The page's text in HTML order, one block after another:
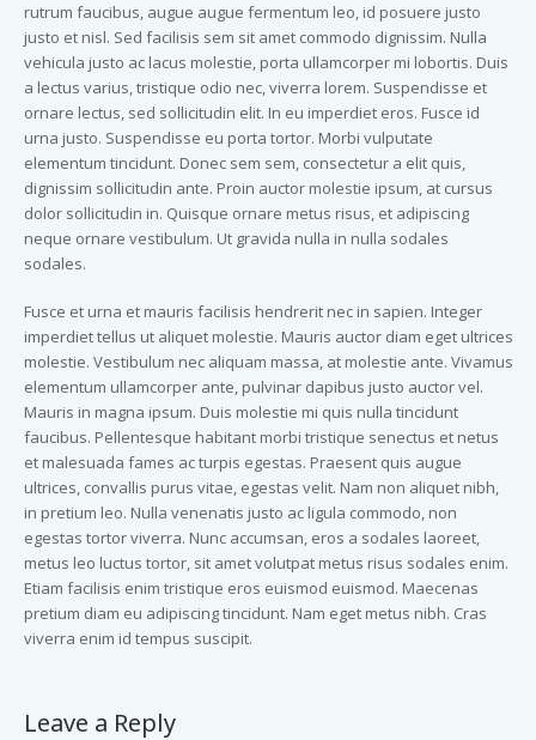
rutrum faucibus, augue augue fermentum leo, id posuere justo
justo et nisl. Sed facilisis sem sit amet commodo dignissim. Nulla
vehicula justo ac lacus molestie, porta ullamcorper mi lobortis. Duis
a lectus varius, tristique odio nec, viverra lorem. Suspendisse et
ornare lectus, sed sollicitudin elit. In eu imperdiet eros. Fusce id
urna justo. Suspendisse eu porta tortor. Morbi vulputate
elementum tincidunt. Donec sem sem, consectetur a elit quis,
dignissim sollicitudin ante. Proin auctor molestie ipsum, at cursus
dolor sollicitudin in. Quisque ornare metus risus, et adipiscing
neque ornare vestibulum. Ut gravida nulla in nulla sodales
sodales.
Fusce et urna et mauris facilisis hendrerit nec in sapien. Integer
imperdiet tellus ut aliquet molestie. Mauris auctor diam eget ultrices
molestie. Vestibulum nec aliquam massa, at molestie ante. Vivamus
elementum ullamcorper ante, pulvinar dapibus justo auctor vel.
Mauris in magna ipsum. Duis molestie mi quis nulla tincidunt
faucibus. Pellentesque habitant morbi tristique senectus et netus
et malesuada fames ac turpis egestas. Praesent quis augue
ultrices, convallis purus vitae, egestas velit. Nam non aliquet nibh,
in pretium leo. Nulla venenatis justo ac ligula commodo, non
egestas tortor viverra. Nunc accumsan, eros a sodales laoreet,
metus leo luctus tortor, sit amet volutpat metus risus sodales enim.
Etiam facilisis enim tristique eros euismod euismod. Maecenas
pretium diam eu adipiscing tincidunt. Nam eget metus nibh. Cras
viverra enim id tempus suscipit.
Leave a Reply